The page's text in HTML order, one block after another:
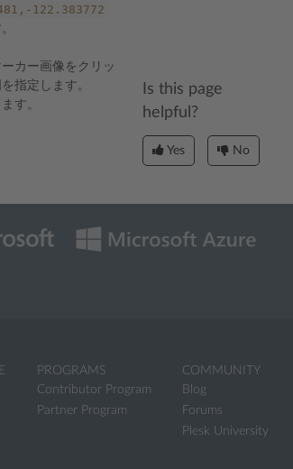
122.383772
カー画像をクリッ
指定します。
す。
Is this page
helpful?
Yes No
PROGRAMS
Contributor Program
Partner Program
COMMUNITY
Blog
Forums
Plesk University